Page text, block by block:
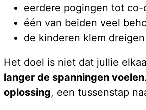
eerdere pogingen tot
één van beiden veel
de kinderen klem
Het doel is niet dat jullie
langer de spanningen voelen
oplossing, een tussenstap